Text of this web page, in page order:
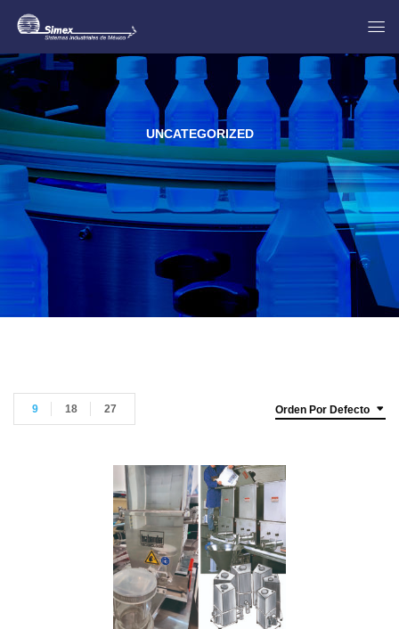
UNCATEGORIZED
Orden Por Defecto
9 18 27